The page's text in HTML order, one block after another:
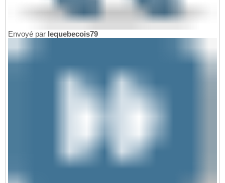
Envoyé par lequebecois79